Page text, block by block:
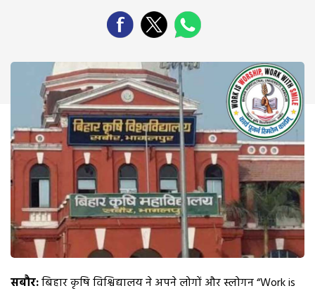
सबौर:बिहार कृषि विश्विद्यालय ने अपने लोगों और स्लोगन “Work is